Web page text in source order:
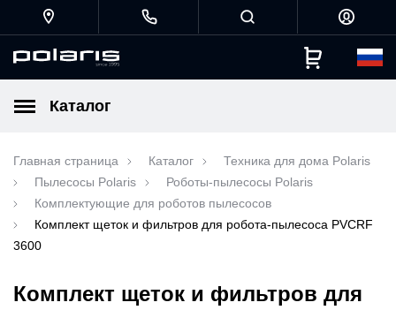
Каталог
Главная страница Каталог
Техника для дома Polaris
Пылесосы Polaris
Роботы-пылесосы Polaris
Комплектующие для роботов пылесосов
Комплект щеток и фильтров для робота-пылесоса PVCRF
3600
Комплект щеток и фильтров для